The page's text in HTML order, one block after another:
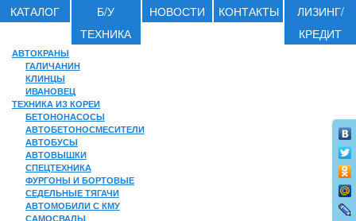
КАТАЛОГ
Б/У
ТЕХНИКА
НОВОСТИ КОНТАКТЫ
ЛИЗИНГ/
КРЕДИТ
АВТОКРАНЫ
ГАЛИЧАНИН
КЛИНЦЫ
ИВАНОВЕЦ
ТЕХНИКА ИЗ КОРЕИ
БЕТОНОНАСОСЫ
АВТОБЕТОНОСМЕСИТЕЛИ
АВТОБУСЫ
АВТОВЫШКИ
СПЕЦТЕХНИКА
ФУРГОНЫ И БОРТОВЫЕ
СЕДЕЛЬНЫЕ ТЯГАЧИ
АВТОМОБИЛИ С КМУ
САМОСВАЛЫ